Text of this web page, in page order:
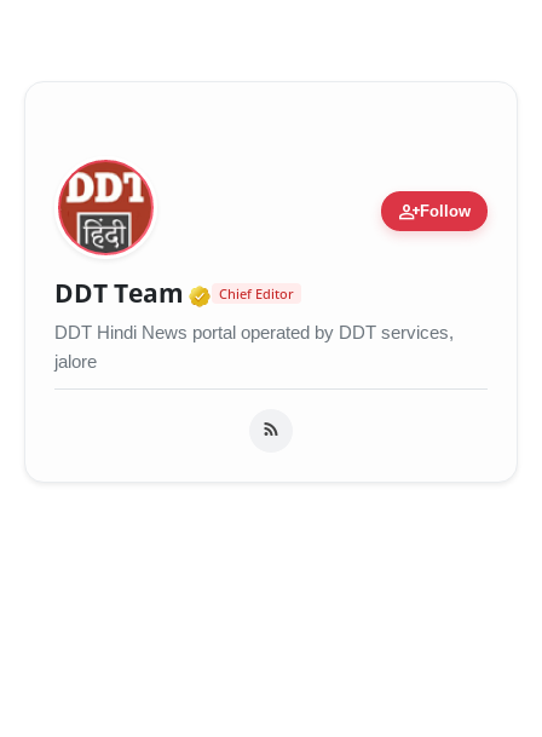
person_addFollow
DDT Team Verified Media or
Chief Editor
DDT Hindi News portal operated by DDT services,
jalore